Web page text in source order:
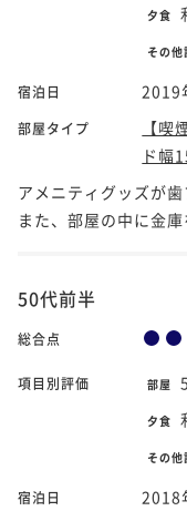
夕食
その他
宿泊日 2019
部屋タイプ
【
ド幅
アメニティグッズが
また、部屋の中に金庫
50代前半
総合点
項目別評価 部屋 5
夕食
その他
宿泊日 2018